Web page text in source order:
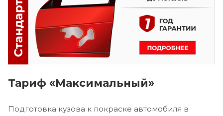
Тариф «Максимальный»
Подготовка кузова к покраске автомобиля в